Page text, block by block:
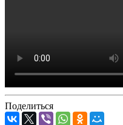
Поделиться